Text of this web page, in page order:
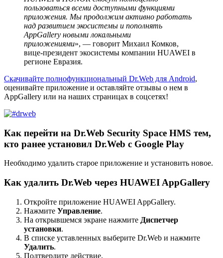
пользоваться всеми доступными функциями
приложения. Мы продолжим активно работать
над развитием экосистемы и пополнять
AppGallery новыми локальными
приложениями», — говорит Михаил Комков,
вице-президент экосистемы компании HUAWEI в
регионе Евразия.
Скачивайте полнофункциональный Dr.Web для Android,
оценивайте приложение и оставляйте отзывы о нем в
AppGallery или на наших страницах в соцсетях!
Как перейти на Dr.Web Security Space HMS тем,
кто ранее установил Dr.Web с Google Play
Необходимо удалить старое приложение и установить новое.
Как удалить Dr.Web через HUAWEI AppGallery
Откройте приложение HUAWEI AppGallery.
Нажмите Управление.
На открывшемся экране нажмите Диспетчер
установки.
В списке уставленных выберите Dr.Web и нажмите
Удалить.
Подтвердите действие.